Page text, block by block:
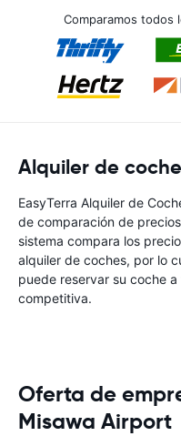
Comparamos todos
Alquiler de
EasyTerra Alquiler de
de comparación de
sistema compara los
alquiler de coches, por lo
puede reservar su coche
competitiva.
Oferta de
Misawa Airport